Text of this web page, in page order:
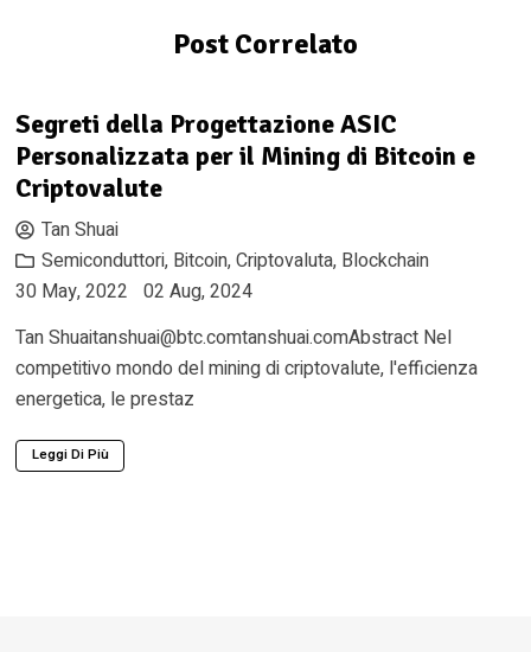
Post Correlato
Segreti della Progettazione ASIC
Personalizzata per il Mining di Bitcoin e
Criptovalute
Tan Shuai
Semiconduttori, Bitcoin,Criptovaluta, Blockchain
30 May, 2022 02 Aug, 2024
TanShuaitanshuai@btc.comtanshuai.comAbstractNel
competitivo mondo del mining di criptovalute, l'efficienza
energetica, le prestaz
Leggi Di Più